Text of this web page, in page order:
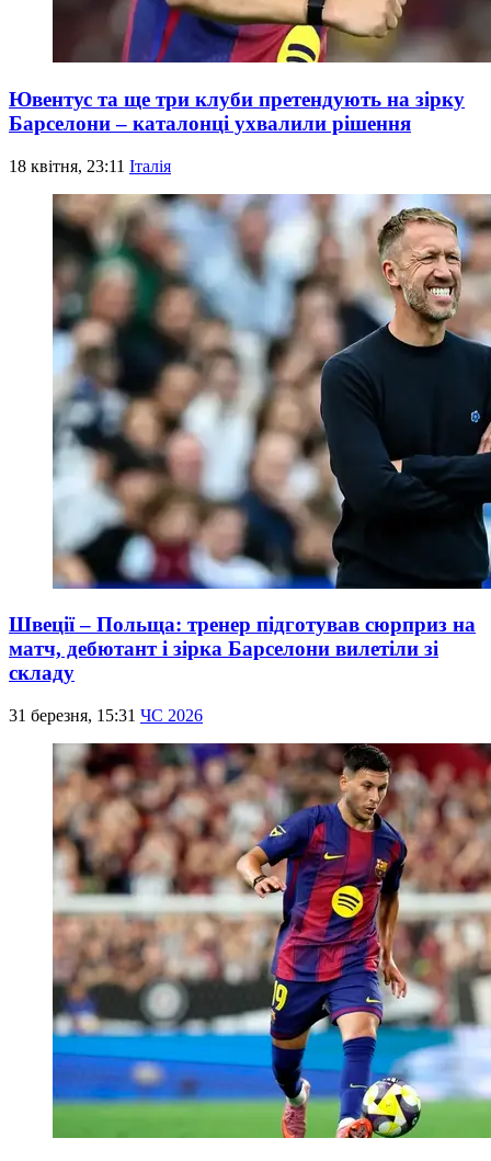
Ювентус та ще три клуби претендують на зірку
Барселони – каталонці ухвалили рішення
18 квітня, 23:11 Італія
Швеції – Польща: тренер підготував сюрприз на
матч, дебютант і зірка Барселони вилетіли зі
складу
31 березня, 15:31 ЧС 2026